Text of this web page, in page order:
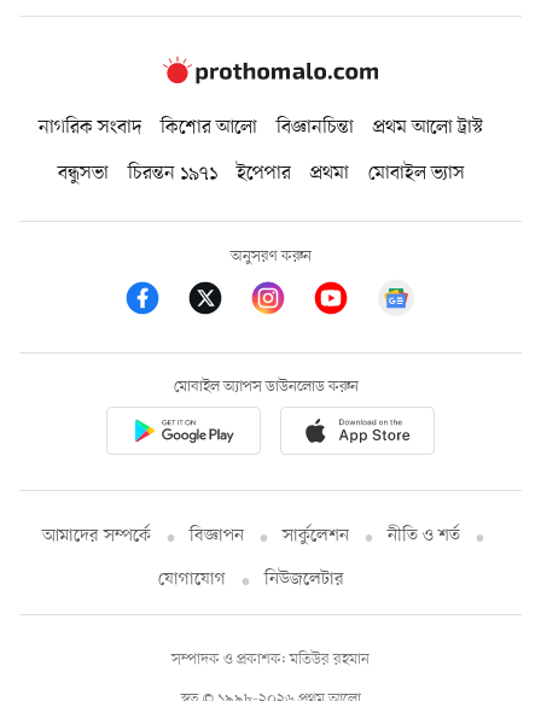
নাগরিক সংবাদ কিশোর আলো বিজ্ঞানচিন্তা
প্রথম আলো ট্রাস্ট
বন্ধুসভা
চিরন্তন ১৯৭১ ইপেপার প্রথমা মোবাইল ভ্যাস
অনুসরণ করুন
মোবাইল অ্যাপস ডাউনলোড করুন
আমাদের সম্পর্কে বিজ্ঞাপন সার্কুলেশন
নীতি ও শর্ত
যোগাযোগ
নিউজলেটার
সম্পাদক ও প্রকাশক: মতিউর রহমান